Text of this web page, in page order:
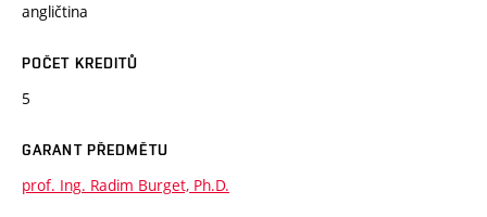
angličtina
POČET KREDITŮ
5
GARANT PŘEDMĚTU
prof. Ing. Radim Burget, Ph.D.